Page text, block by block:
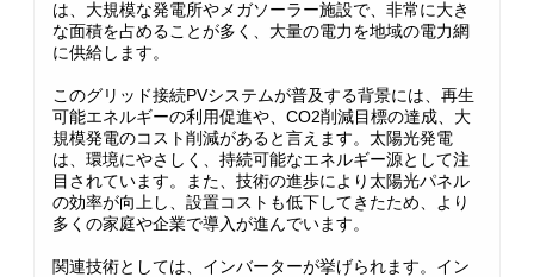
は、大規模な発電所やメガソーラー施設で、非常に大き
な面積を占めることが多く、大量の電力を地域の電力網
に供給します。
このグリッド接続PVシステムが普及する背景には、再生
可能エネルギーの利用促進や、CO2削減目標の達成、大
規模発電のコスト削減があると言えます。太陽光発電
は、環境にやさしく、持続可能なエネルギー源として注
目されています。また、技術の進歩により太陽光パネル
の効率が向上し、設置コストも低下してきたため、より
多くの家庭や企業で導入が進んでいます。
関連技術としては、インバーターが挙げられます。イン